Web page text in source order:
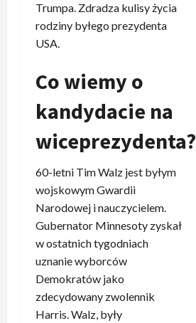
Trumpa. Zdradza kulisy życia
rodziny byłego prezydenta
USA.
Co wiemy o
kandydacie na
wiceprezydenta?
60-letni Tim Walz jest byłym
wojskowym Gwardii
Narodowej i nauczycielem.
Gubernator Minnesoty zyskał
w ostatnich tygodniach
uznanie wyborców
Demokratów jako
zdecydowany zwolennik
Harris. Walz, były